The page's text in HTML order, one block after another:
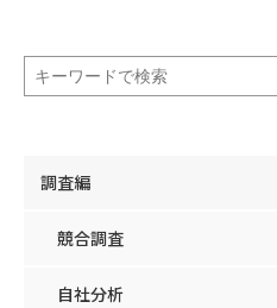
調査編
競合調査
自社分析